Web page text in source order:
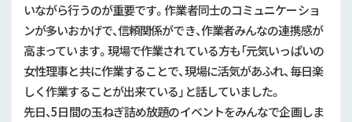
いながら行うのが重要です。作業者同士のコミュニケーショ
ンが多いおかげで、信頼関係ができ、作業者みんなの連携感が
高まっています。現場で作業されている方も「元気いっぱいの
女性理事と共に作業することで、現場に活気があふれ、毎日楽
しく作業することが出来ている」と話していました。
先日、5日間の玉ねぎ詰め放題のイベントをみんなで企画しま